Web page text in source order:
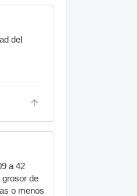
del
a 42
grosor de
o menos